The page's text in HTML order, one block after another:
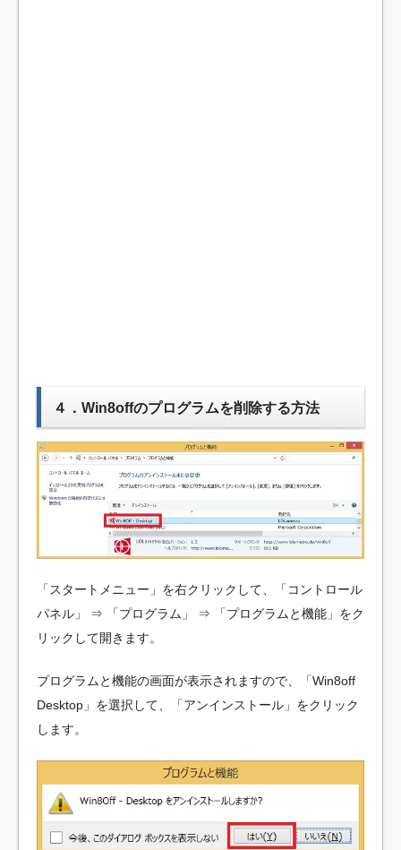
４．Win8offのプログラムを削除する方法
「スタートメニュー」を右クリックして、「コントロール
パネル」 ⇒ 「プログラム」 ⇒ 「プログラムと機能」をク
リックして開きます。
プログラムと機能の画面が表示されますので、「Win8off
Desktop」を選択して、「アンインストール」をクリック
します。